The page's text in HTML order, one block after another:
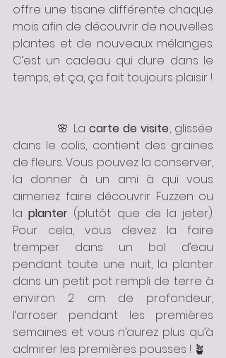
offre une tisane différente chaque
mois afin de découvrir de nouvelles
plantes et de nouveaux mélanges.
C’est un cadeau qui dure dans le
            🌸 La
carte de visite, glissée
dans le colis, contient des graines
de fleurs. Vous pouvez la conserver,
la donner à un ami à qui vous
aimeriez faire découvrir Fuzzen ou
la planter (plutôt que de la jeter).
Pour cela, vous devez la faire
tremper dans un bol d’eau
pendant toute une nuit, la planter
dans un petit pot rempli de terre à
environ 2 cm de profondeur,
l’arroser pendant les premières
semaines et vous n’aurez plus qu’à
admirer les premières pousses ! 🪴